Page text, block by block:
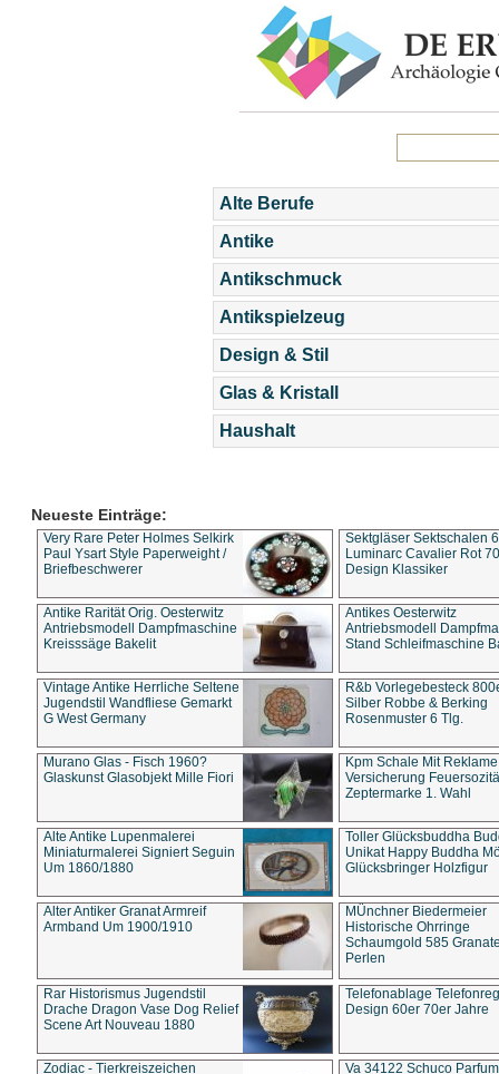
Alte Berufe
Antike
Antikschmuck
Antikspielzeug
Design & Stil
Glas & Kristall
Haushalt
Neueste Einträge:
Very Rare Peter Holmes Selkirk
Paul Ysart Style Paperweight /
Briefbeschwerer
Sektgläser Sektschalen
Luminarc Cavalier Rot
Design Klassiker
Antike Rarität Orig. Oesterwitz
Antriebsmodell Dampfmaschine
Kreisssäge Bakelit
Antikes Oesterwitz
Antriebsmodell
Stand Schleifmaschine
Vintage Antike Herrliche Seltene
Jugendstil Wandfliese Gemarkt
G West Germany
R&b Vorlegebesteck
Silber Robbe & Berking
Rosenmuster 6 Tlg.
Murano Glas - Fisch 1960?
Glaskunst Glasobjekt Mille Fiori
Kpm Schale Mit Reklame
Versicherung
Zeptermarke 1. Wahl
Alte Antike Lupenmalerei
Miniaturmalerei Signiert Seguin
Um 1860/1880
Toller Glücksbuddha
Unikat Happy Buddha
Glücksbringer Holzfigur
Alter Antiker Granat Armreif
Armband Um 1900/1910
MÜnchner Biedermeier
Historische Ohrringe
Schaumgold 585
Perlen
Rar Historismus Jugendstil
Drache Dragon Vase Dog Relief
Scene Art Nouveau 1880
Telefonablage
Design 60er 70er Jahre
Zodiac - Tierkreiszeichen
Va 34122 Schuco